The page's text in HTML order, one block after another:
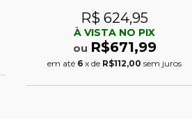
R$ 624,95
À VISTA NO PIX
ou R$671,99
em até 6 x de R$112,00 sem juros